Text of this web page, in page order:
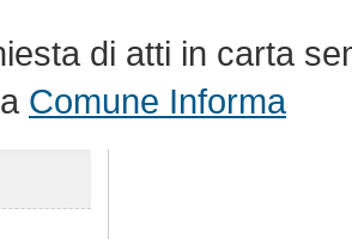
di atti in carta
Comune Informa